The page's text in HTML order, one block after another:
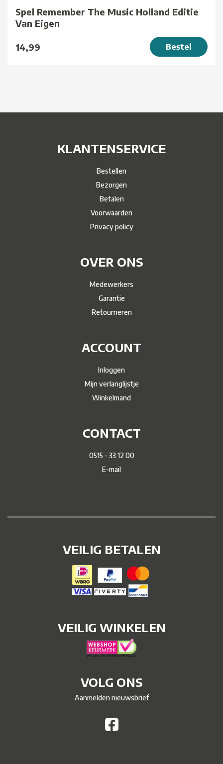
Spel Remember The Music Holland Editie
Van Eigen
14,99 Bestel
KLANTENSERVICE
Bestellen
Bezorgen
Betalen
Voorwaarden
Privacy policy
OVER ONS
Medewerkers
Garantie
Retourneren
ACCOUNT
Inloggen
Mijn verlanglijstje
Winkelmand
CONTACT
0515 - 33 12 00
E-mail
VEILIG BETALEN
VEILIG WINKELEN
VOLG ONS
Aanmelden nieuwsbrief